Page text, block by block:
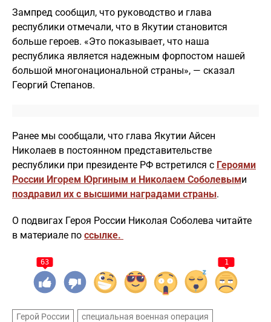
Зампред сообщил, что руководство и глава
республики отмечали, что в Якутии становится
больше героев. «Это показывает, что наша
республика является надежным форпостом нашей
большой многонациональной страны», — сказал
Георгий Степанов.
Ранее мы сообщали, что глава Якутии Айсен
Николаев в постоянном представительстве
республики при президенте РФ встретился с Героями
России Игорем Юргиным и Николаем Соболевыми
поздравил их с высшими наградами страны.
О подвигах Героя России Николая Соболева читайте
в материале по ссылке.
63 1
Герой России специальная военная операция